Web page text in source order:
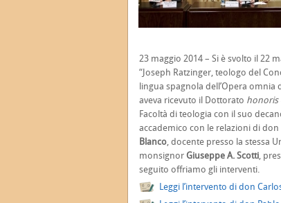
23 maggio 2014 – Si è svolto il 22
“Joseph Ratzinger, teologo del
lingua spagnola dell’Opera omnia
aveva ricevuto il Dottorato honoris
Facoltà di teologia con il suo
accademico con le relazioni di don
Blanco , docente presso la stessa
monsignor Giuseppe A. Scotti ,
seguito offriamo gli interventi.
Leggi l’intervento di don